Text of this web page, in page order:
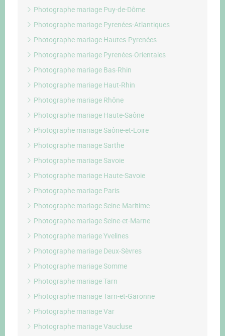
Photographe mariage Puy-de-Dôme
Photographe mariage Pyrenées-Atlantiques
Photographe mariage Hautes-Pyrenées
Photographe mariage Pyrenées-Orientales
Photographe mariage Bas-Rhin
Photographe mariage Haut-Rhin
Photographe mariage Rhône
Photographe mariage Haute-Saône
Photographe mariage Saône-et-Loire
Photographe mariage Sarthe
Photographe mariage Savoie
Photographe mariage Haute-Savoie
Photographe mariage Paris
Photographe mariage Seine-Maritime
Photographe mariage Seine-et-Marne
Photographe mariage Yvelines
Photographe mariage Deux-Sèvres
Photographe mariage Somme
Photographe mariage Tarn
Photographe mariage Tarn-et-Garonne
Photographe mariage Var
Photographe mariage Vaucluse